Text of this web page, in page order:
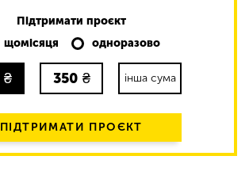
Підтримати проєкт
щомісяця
одноразово
₴ 350 ₴ інша сума
ПІДТРИМАТИ ПРОЄКТ